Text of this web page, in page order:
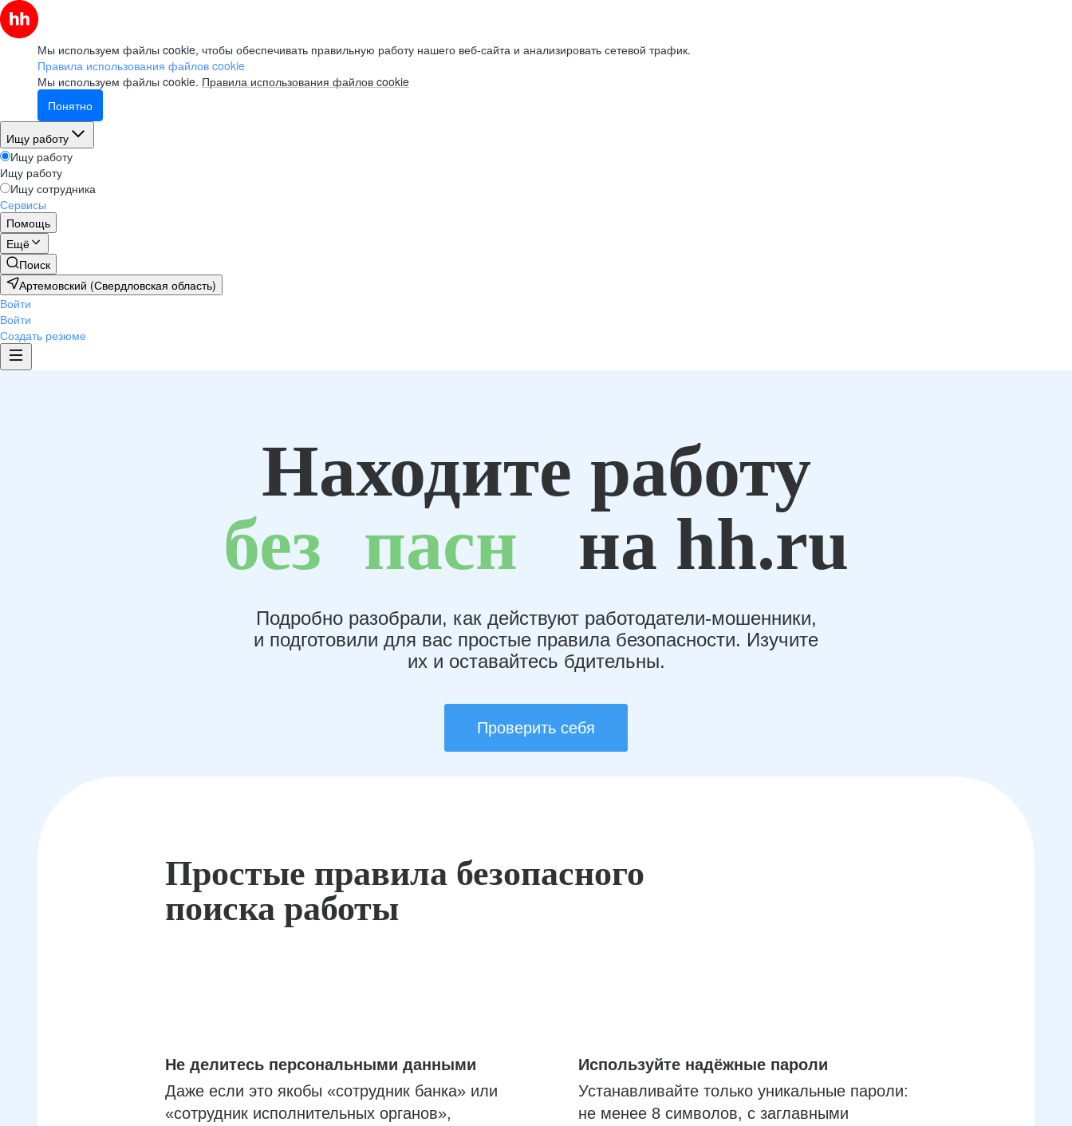
Мы используем файлы cookie, чтобы обеспечивать правильную работу нашего веб-сайта и анализировать сетевой трафик.
Правила использования файлов cookie
Мы используем файлы cookie. Правила использования файлов cookie
Понятно
Ищу работу
Ищу работу
Ищу работу
Ищу сотрудника
Сервисы
Помощь
Ещё
Поиск
Артемовский (Свердловская область)
Войти
Войти
Создать резюме
Находите работу
без пасн на hh.ru
Подробно разобрали, как действуют работодатели-мошенники,
и подготовили для вас простые правила безопасности. Изучите
их и оставайтесь бдительны.
Проверить себя
Простые правила безопасного
поиска работы
Не делитесь персональными данными
Даже если это якобы «сотрудник банка» или
«сотрудник исполнительных органов»,
Используйте надёжные пароли
Устанавливайте только уникальные пароли:
не менее 8 символов, с заглавными